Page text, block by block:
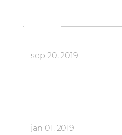
sep 20, 2019
jan 01, 2019